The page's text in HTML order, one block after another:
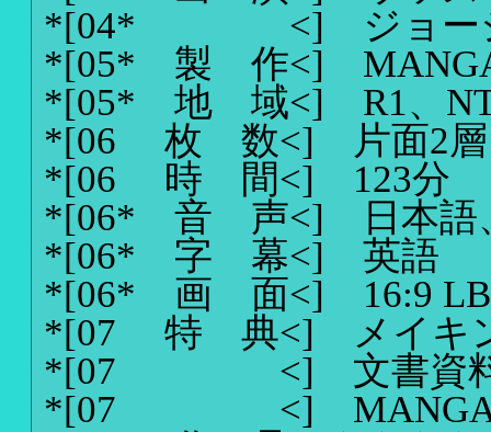
*[04* <]
ジョ
*[05* 製 作<]
*[05* 地 域<] R1、
*[06 枚 数<]
片面2
*[06 時 間<] 123分
*[06* 音 声<]
日本
*[06* 字 幕<]英語
*[06* 画 面<] 16:9
*[07 特 典<]
メイキ
*[07 <] 文書資
*[07 <]